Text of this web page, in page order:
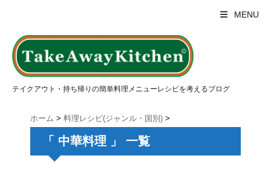
MENU
テイクアウト・持ち帰りの簡単料理メニューレシピを考えるブログ
ホーム > 料理レシピ(ジャンル・国別) >
「 中華料理 」 一覧